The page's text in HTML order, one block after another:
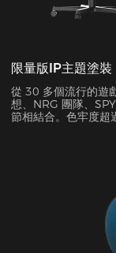
限量版IP主題塗裝
從 30 多個流行的遊
想、NRG 團隊、
節相結合。色牢度超